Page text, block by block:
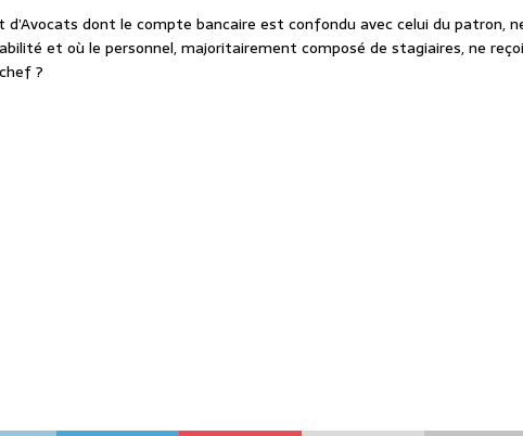
d’Avocats dont le compte bancaire est confondu avec celui du patron,
et où le personnel, majoritairement composé de stagiaires, ne
?